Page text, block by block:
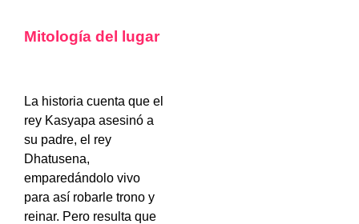
Mitología del lugar
La historia cuenta que el
rey Kasyapa asesinó a
su padre, el rey
Dhatusena,
emparedándolo vivo
para así robarle trono y
reinar. Pero resulta que